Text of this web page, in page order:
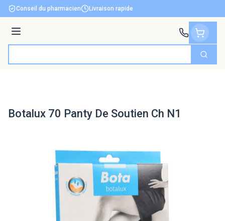
Aller au contenu
Conseil du pharmacien Livraison rapide
Menu
Botalux 70 Panty De Soutien Ch N1